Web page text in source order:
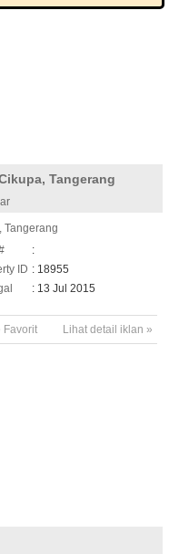
Tangerang
Tangerang
:
ID : 18955
: 13 Jul 2015
Lihat detail iklan »
Favorit